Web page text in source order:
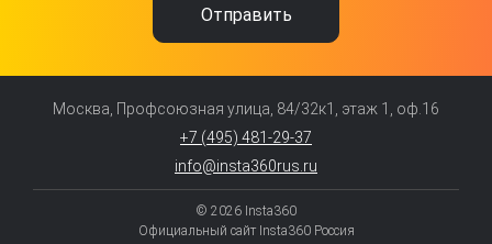
© 2026 Insta360
Официальный сайт Insta360 Россия
Москва, Профсоюзная улица, 84/32к1, этаж 1, оф.16
+7 (495) 481-29-37
info@insta360rus.ru